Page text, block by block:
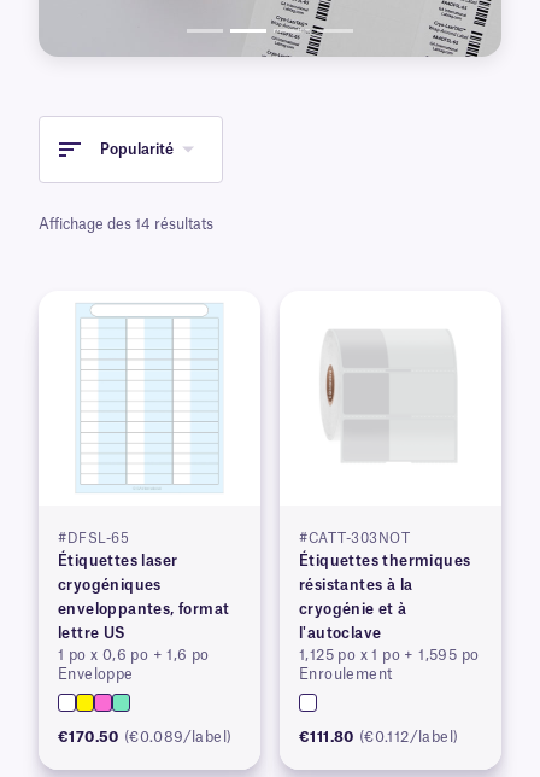
Popularité
Affichage des 14 résultats
#DFSL-65
Étiquettes laser
cryogéniques
enveloppantes, format
lettre US
1 po x 0,6 po + 1,6 po
Enveloppe
€170.50 (€0.089/label)
#CATT-303NOT
Étiquettes thermiques
résistantes à la
cryogénie et à
l'autoclave
1,125 po x 1 po + 1,595 po
Enroulement
€111.80 (€0.112/label)